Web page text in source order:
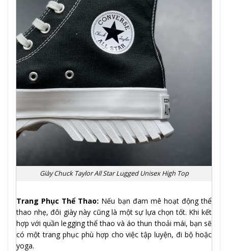
Giày Chuck Taylor All Star Lugged Unisex High Top
Trang Phục Thể Thao: Nếu bạn đam mê hoạt động thể
thao nhẹ, đôi giày này cũng là một sự lựa chọn tốt. Khi kết
hợp với quần legging thể thao và áo thun thoải mái, bạn sẽ
có một trang phục phù hợp cho việc tập luyện, đi bộ hoặc
yoga.